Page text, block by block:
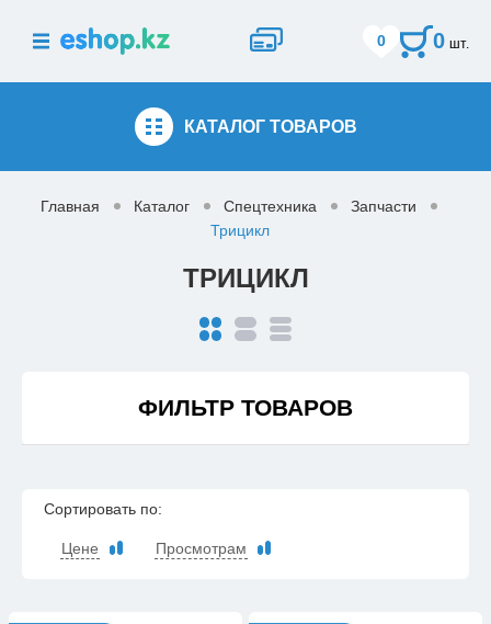
0 0 шт.
КАТАЛОГ ТОВАРОВ
Главная Каталог Спецтехника
Запчасти
Трицикл
ТРИЦИКЛ
ФИЛЬТР ТОВАРОВ
Сортировать по:
Цене Просмотрам